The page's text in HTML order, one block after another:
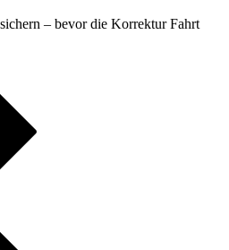
– bevor die Korrektur Fahrt